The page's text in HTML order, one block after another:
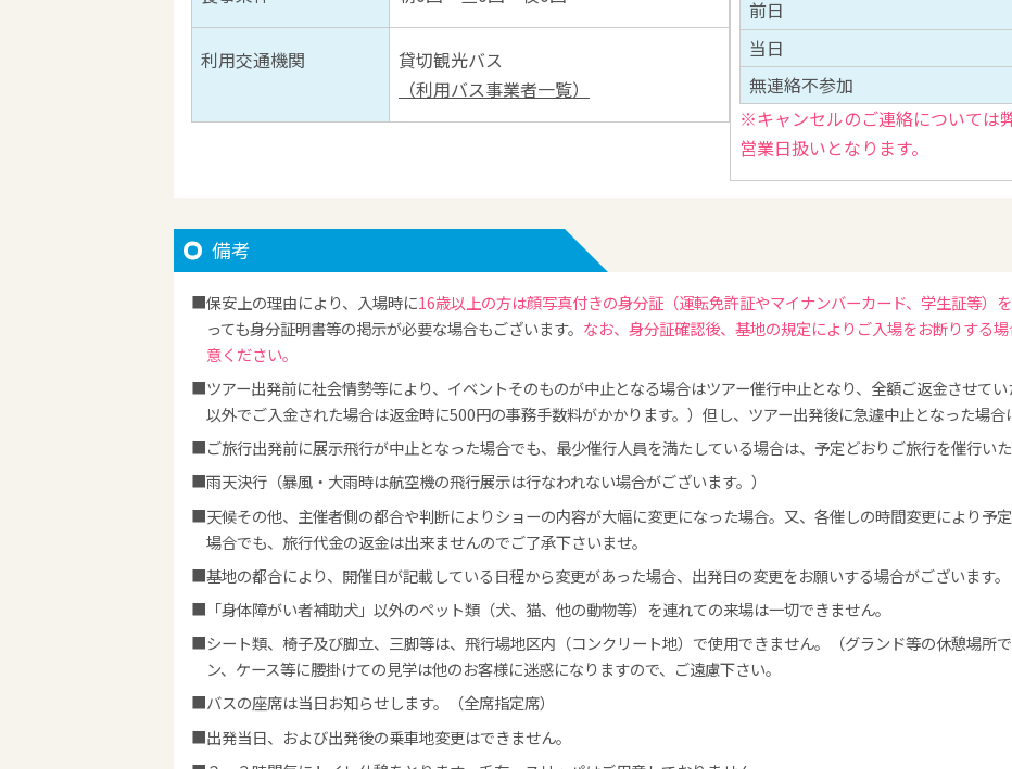
利用交通機関
貸切観光バス
（利用バス事業者一覧）
前日
当日
無連絡不参加
※キャンセルのご連絡については
営業日扱いとなります。
備考
保安上の理由により、入場時に16歳以上の方は顔写真付きの身分証（運転免許証やマイナンバーカード、学生証等）を
っても身分証明書等の掲示が必要な場合もございます。 なお、身分証確認後、基地の規定によりご入場をお断りする
意ください。
ツアー出発前に社会情勢等により、イベントそのものが中止となる場合はツアー催行中止となり、全額ご返金させて
以外でご入金された場合は返金時に500円の事務手数料がかかります。）但し、ツアー出発後に急遽中止となった場合
ご旅行出発前に展示飛行が中止となった場合でも、最少催行人員を満たしている場合は、予定どおりご旅行を催行いた
雨天決行（暴風・大雨時は航空機の飛行展示は行なわれない場合がございます。）
天候その他、主催者側の都合や判断によりショーの内容が大幅に変更になった場合。又、各催しの時間変更により予
場合でも、旅行代金の返金は出来ませんのでご了承下さいませ。
基地の都合により、開催日が記載している日程から変更があった場合、出発日の変更をお願いする場合がございます。
「身体障がい者補助犬」以外のペット類（犬、猫、他の動物等）を連れての来場は一切できません。
シート類、椅子及び脚立、三脚等は、飛行場地区内（コンクリート地）で使用できません。（グランド等の休憩場所
ン、ケース等に腰掛けての見学は他のお客様に迷惑になりますので、ご遠慮下さい。
バスの座席は当日お知らせします。（全席指定席）
出発当日、および出発後の乗車地変更はできません。